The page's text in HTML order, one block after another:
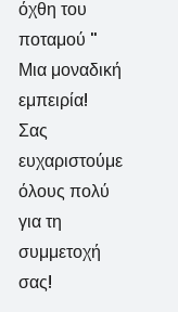
όχθη του
ποταμού ''
Μια μοναδική
εμπειρία!
Σας
ευχαριστούμε
όλους πολύ
για τη
συμμετοχή
σας!